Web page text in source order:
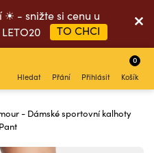
☀ - snižte si cenu u
TO CHCI
Hledat Přání Přihlásit Košík
0
- Dámské sportovní kalhoty